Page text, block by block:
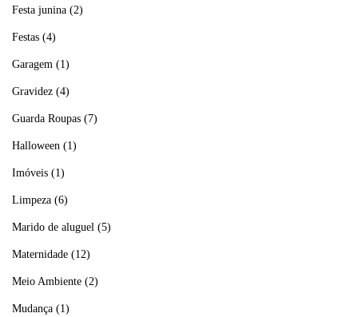
Festa junina (2)
Festas (4)
Garagem (1)
Gravidez (4)
Guarda Roupas (7)
Halloween (1)
Imóveis (1)
Limpeza (6)
Marido de aluguel (5)
Maternidade (12)
Meio Ambiente (2)
Mudança (1)